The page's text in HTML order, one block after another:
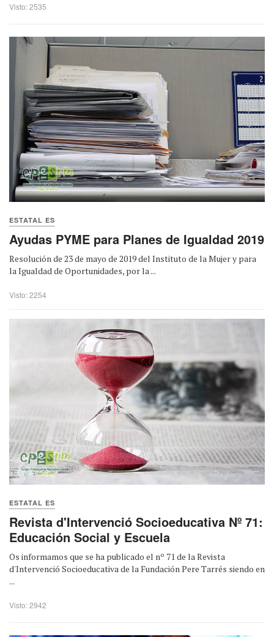
Visto: 2535
ESTATAL ES
Ayudas PYME para Planes de Igualdad 2019
Resolución de 23 de mayo de 2019 del Instituto de la Mujer y para
la Igualdad de Oportunidades, por la ...
Visto: 2254
ESTATAL ES
Revista d'Intervenció Socioeducativa Nº 71:
Educación Social y Escuela
Os informamos que se ha publicado el nº 71 de la Revista
d'Intervenció Socioeducativa de la Fundación Pere Tarrés siendo en
...
Visto: 2942